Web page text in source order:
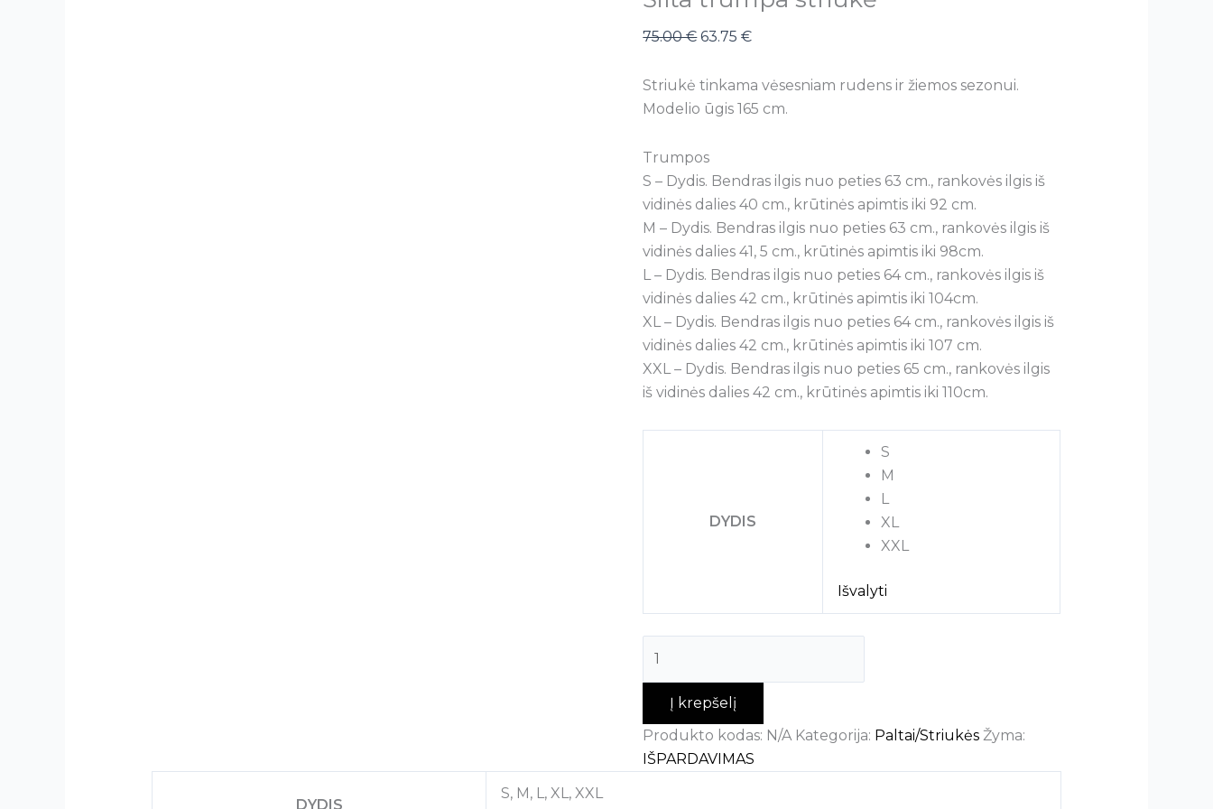
75.00€ 63.75€
Striukė tinkama vėsesniam rudens ir žiemos sezonui.
Modelio ūgis 165 cm.
Trumpos
S – Dydis. Bendras ilgis nuo peties 63 cm., rankovės ilgis iš
vidinės dalies 40 cm., krūtinės apimtis iki 92 cm.
M – Dydis. Bendras ilgis nuo peties 63 cm., rankovės ilgis iš
vidinės dalies 41, 5 cm., krūtinės apimtis iki 98cm.
L – Dydis. Bendras ilgis nuo peties 64 cm., rankovės ilgis iš
vidinės dalies 42 cm., krūtinės apimtis iki 104cm.
XL – Dydis. Bendras ilgis nuo peties 64 cm., rankovės ilgis iš
vidinės dalies 42 cm., krūtinės apimtis iki 107 cm.
XXL – Dydis. Bendras ilgis nuo peties 65 cm., rankovės ilgis
iš vidinės dalies 42 cm., krūtinės apimtis iki 110cm.
DYDIS
S
M
L
XL
XXL
Išvalyti
Į krepšelį
Produkto kodas: N/A Kategorija: Paltai/Striukės Žyma:
IŠPARDAVIMAS
DYDIS
S, M, L, XL, XXL